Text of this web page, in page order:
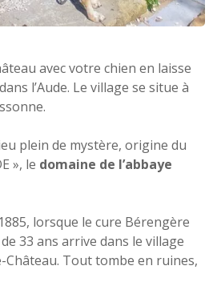
avec votre chien en laisse
l’Aude. Le village se situe à
plein de mystère, origine du
», le domaine de l’abbaye
lorsque le cure Bérengère
33 ans arrive dans le village
Château. Tout tombe en ruines,